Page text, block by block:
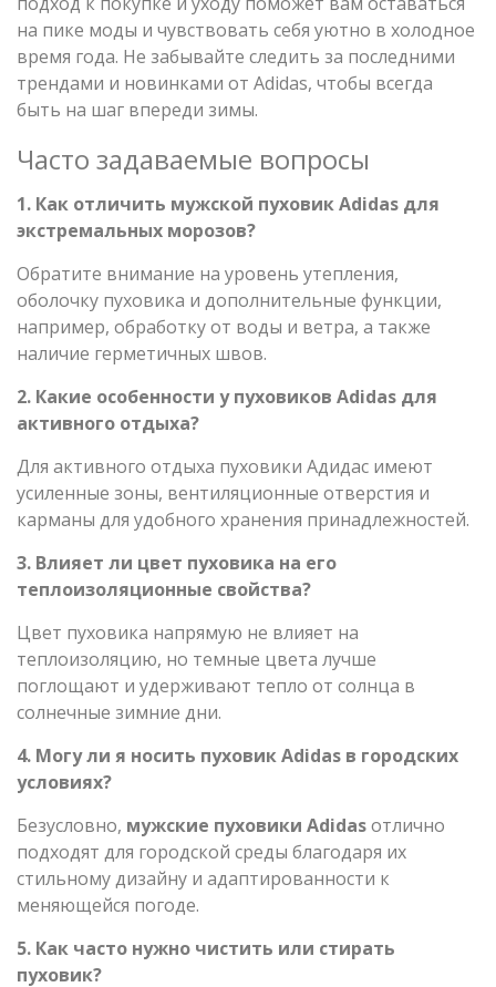
на пике моды и чувствовать себя уютно в холодное
время года. Не забывайте следить за последними
трендами и новинками от Adidas, чтобы всегда
быть на шаг впереди зимы.
Часто задаваемые вопросы
1. Как отличить мужской пуховик Adidas для
экстремальных морозов?
Обратите внимание на уровень утепления,
оболочку пуховика и дополнительные функции,
например, обработку от воды и ветра, а также
наличие герметичных швов.
2. Какие особенности у пуховиков Adidas для
активного отдыха?
Для активного отдыха пуховики Адидас имеют
усиленные зоны, вентиляционные отверстия и
карманы для удобного хранения принадлежностей.
3. Влияет ли цвет пуховика на его
теплоизоляционные свойства?
Цвет пуховика напрямую не влияет на
теплоизоляцию, но темные цвета лучше
поглощают и удерживают тепло от солнца в
солнечные зимние дни.
4. Могу ли я носить пуховик Adidas в городских
условиях?
Безусловно, мужские пуховики Adidasотлично
подходят для городской среды благодаря их
стильному дизайну и адаптированности к
меняющейся погоде.
5. Как часто нужно чистить или стирать
пуховик?